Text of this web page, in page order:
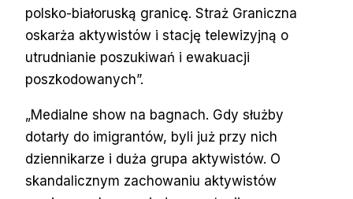
polsko-białoruską granicę. Straż Graniczna
oskarża aktywistów i stację telewizyjną o
utrudnianie poszukiwań i ewakuacji
poszkodowanych”.
„Medialne show na bagnach. Gdy służby
dotarły do imigrantów, byli już przy nich
dziennikarze i duża grupa aktywistów. O
skandalicznym zachowaniu aktywistów